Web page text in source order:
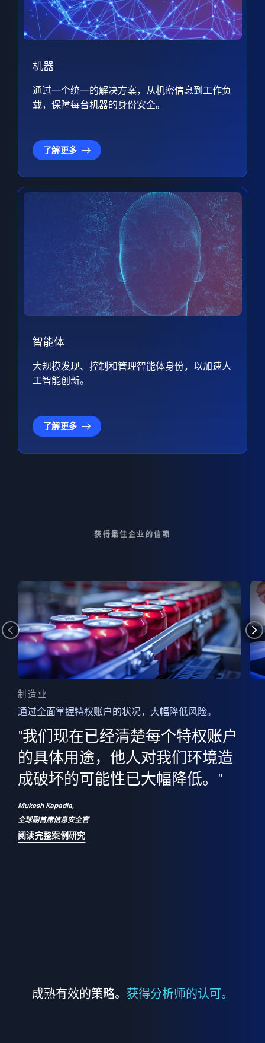
机器
通过一个统一的解决方案，从机密信息到工作负
载，保障每台机器的身份安全。
了解更多
智能体
大规模发现、控制和管理智能体身份，以加速人
工智能创新。
了解更多
获得最佳企业的信赖
制造业
通过全面掌握特权账户的状况，大幅降低风险。
"我们现在已经清楚每个特权账户
的具体用途，他人对我们环境造
成破坏的可能性已大幅降低。"
Mukesh Kapadia,
全球副首席信息安全官
阅读完整案例研究
成熟有效的策略。 获得分析师的认可。